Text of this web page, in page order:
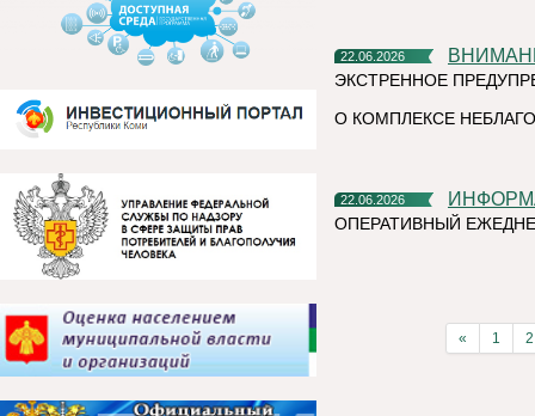
22.06.2026
ЭКСТРЕННОЕ
О КОМПЛЕКСЕ
22.06.2026
ОПЕРАТИВНЫЙ
« 1 2